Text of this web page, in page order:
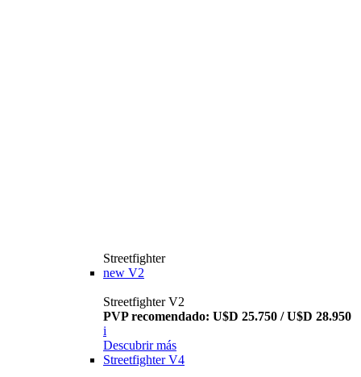
Streetfighter
new V2
Streetfighter V2
PVP recomendado: U$D 25.750 / U$D 28.950
i
Descubrir más
Streetfighter V4